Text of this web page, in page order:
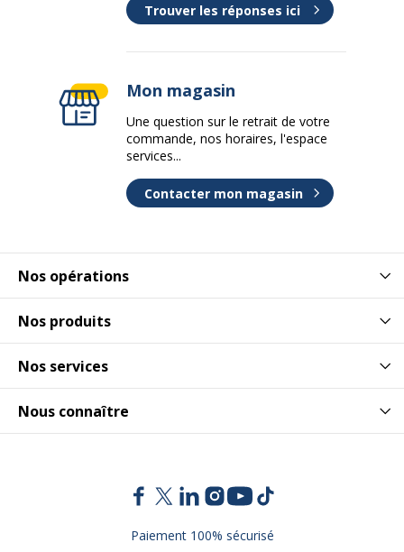
Nos opérations
Nos produits
Nos services
Nous connaître
Trouver les réponses ici
Mon magasin
Une question sur le retrait de votre
commande, nos horaires, l'espace
services...
Contacter mon magasin
Paiement 100% sécurisé